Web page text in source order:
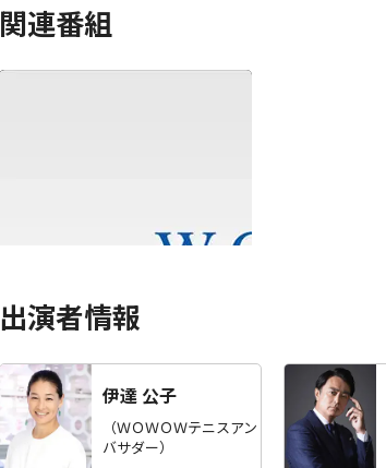
関連番組
テニスグランドスラム名勝負選
出演者情報
伊達 公子
（ＷＯＷＯＷテニスアン
バサダー）